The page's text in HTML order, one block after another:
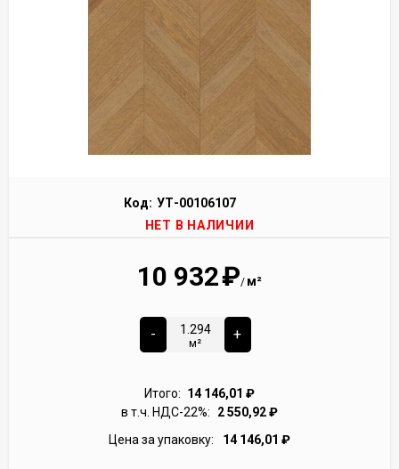
Код: УТ-00106107
НЕТ В НАЛИЧИИ
10 932₽/ м²
-
м²
+
Итого: 14 146,01 ₽
в т.ч. НДС-22%:
2 550,92₽
Цена за упаковку:
14 146,01 ₽